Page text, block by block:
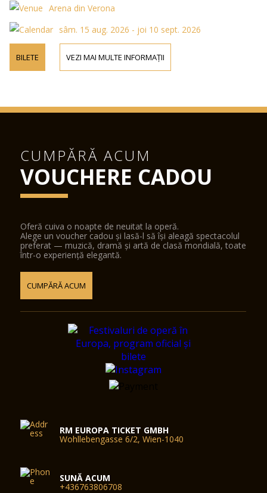
Arena din Verona
sâm. 15 aug. 2026 - joi 10 sept. 2026
BILETE VEZI MAI MULTE INFORMAȚII
CUMPĂRĂ ACUM
VOUCHERE CADOU
Oferă cuiva o noapte de neuitat la operă.
Alege un voucher cadou și lasă-l să își aleagă spectacolul
preferat — muzică, dramă și artă de clasă mondială, toate
într-o experiență elegantă.
CUMPĂRĂ ACUM
RM EUROPA TICKET GMBH
Wohllebengasse 6/2, Wien-1040
SUNĂ ACUM
+436763806708